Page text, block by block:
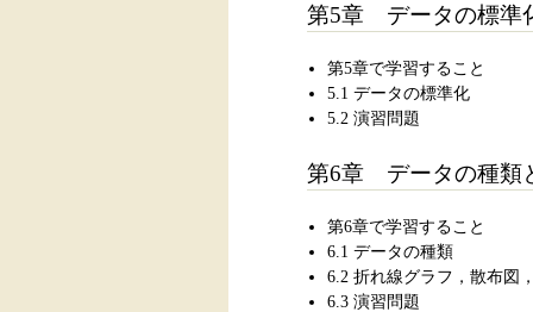
第5章 データの標準
第5章で学習すること
5.1 データの標準化
5.2 演習問題
第6章 データの種類
第6章で学習すること
6.1 データの種類
6.2 折れ線グラフ，散布図
6.3 演習問題